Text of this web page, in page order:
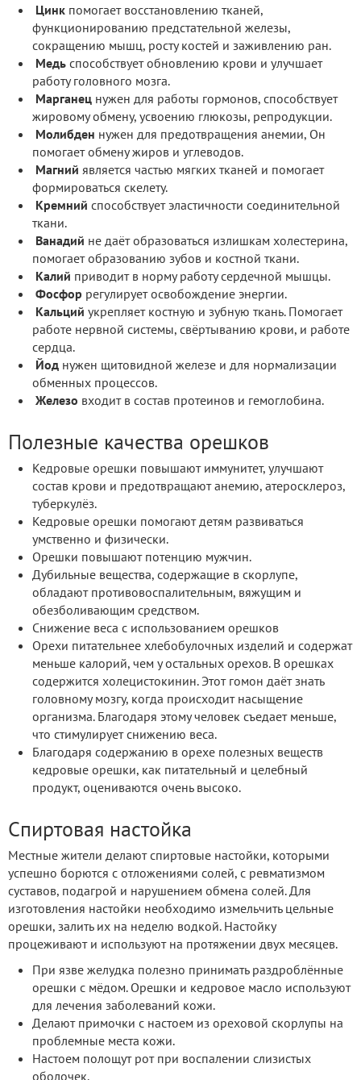
Цинк помогает восстановлению тканей,
функционированию предстательной железы,
сокращению мышц, росту костей и заживлению ран.
Медь способствует обновлению крови и улучшает
работу головного мозга.
Марганец нужен для работы гормонов, способствует
жировому обмену, усвоению глюкозы, репродукции.
Молибден нужен для предотвращения анемии, Он
помогает обмену жиров и углеводов.
Магний является частью мягких тканей и помогает
формироваться скелету.
Кремний способствует эластичности соединительной
ткани.
Ванадий не даёт образоваться излишкам холестерина,
помогает образованию зубов и костной ткани.
Калий приводит в норму работу сердечной мышцы.
Фосфор регулирует освобождение энергии.
Кальций укрепляет костную и зубную ткань. Помогает
работе нервной системы, свёртыванию крови, и работе
сердца.
Йод нужен щитовидной железе и для нормализации
обменных процессов.
Железо входит в состав протеинов и гемоглобина.
Полезные качества орешков
Кедровые орешки повышают иммунитет, улучшают
состав крови и предотвращают анемию, атеросклероз,
туберкулёз.
Кедровые орешки помогают детям развиваться
умственно и физически.
Орешки повышают потенцию мужчин.
Дубильные вещества, содержащие в скорлупе,
обладают противовоспалительным, вяжущим и
обезболивающим средством.
Снижение веса с использованием орешков
Орехи питательнее хлебобулочных изделий и содержат
меньше калорий, чем у остальных орехов. В орешках
содержится холецистокинин. Этот гомон даёт знать
головному мозгу, когда происходит насыщение
организма. Благодаря этому человек съедает меньше,
что стимулирует снижению веса.
Благодаря содержанию в орехе полезных веществ
кедровые орешки, как питательный и целебный
продукт, оцениваются очень высоко.
Спиртовая настойка
Местные жители делают спиртовые настойки, которыми
успешно борются с отложениями солей, с ревматизмом
суставов, подагрой и нарушением обмена солей. Для
изготовления настойки необходимо измельчить цельные
орешки, залить их на неделю водкой. Настойку
процеживают и используют на протяжении двух месяцев.
При язве желудка полезно принимать раздроблённые
орешки с мёдом. Орешки и кедровое масло используют
для лечения заболеваний кожи.
Делают примочки с настоем из ореховой скорлупы на
проблемные места кожи.
Настоем полощут рот при воспалении слизистых
оболочек.